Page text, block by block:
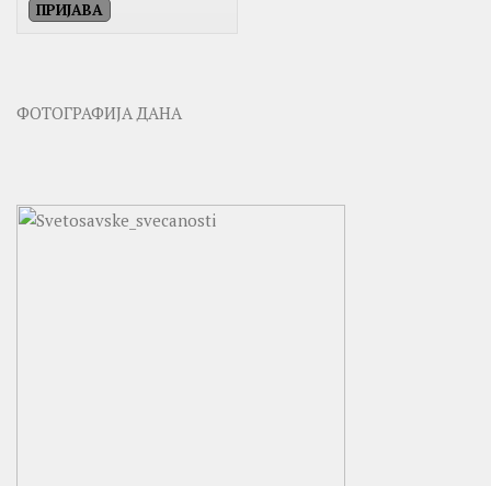
ФОТОГРАФИЈА ДАНА